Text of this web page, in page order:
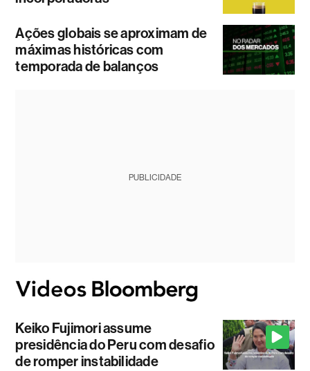
Ações globais se aproximam de
máximas históricas com
temporada de balanços
PUBLICIDADE
Keiko Fujimori assume
presidência do Peru com desafio
de romper instabilidade